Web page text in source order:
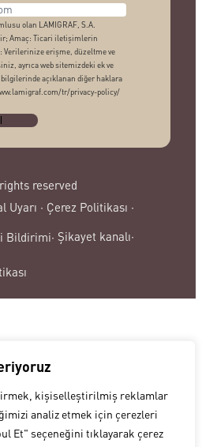
kişiselleştirilmiş reklamlar
analiz etmek için çerezleri
Et" seçeneğini tıklayarak çerez
olan LAMIGRAF, S.A.
Amaç: Ticari iletişimlerin
Verilerinize erişme, düzeltme ve
ayrıca web sitemizdeki ek ve
bilgilerinde açıklanan diğer haklara
tr/privacy-policy/
reserved
Uyarı · Çerez Politikası ·
Bildirimi· Şikayet kanalı·